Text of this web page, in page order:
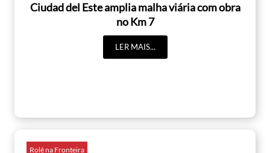
Ciudad del Este amplia malha viária com obra
no Km 7
LER MAIS...
Rolê na Fronteira